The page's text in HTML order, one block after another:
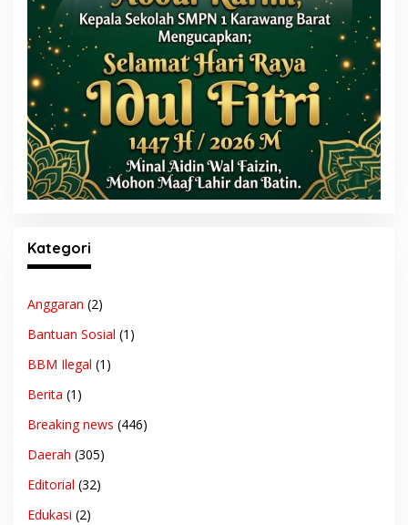
Kategori
Anggaran (2)
Bantuan Sosial (1)
BBM Ilegal (1)
Berita (1)
Breaking news (446)
Daerah (305)
Editorial (32)
Edukasi (2)